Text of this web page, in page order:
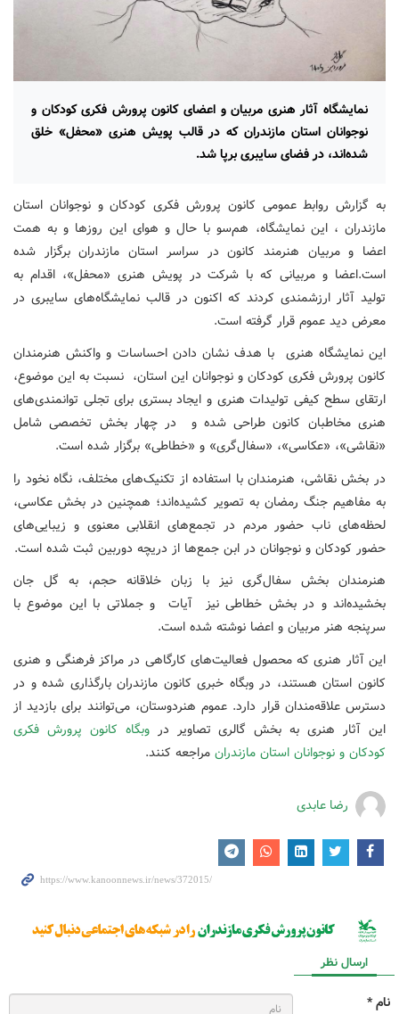
نمایشگاه آثار هنری مربیان و اعضای کانون پرورش فکری کودکان و
نوجوانان استان مازندران که در قالب پویش هنری «محفل» خلق
شده‌اند، در فضای سایبری برپا شد.
به گزارش روابط عمومی کانون پرورش فکری کودکان و نوجوانان استان
مازندران ، این نمایشگاه، هم‌سو با حال و هوای این روزها و به همت
اعضا و مربیان هنرمند کانون در سراسر استان مازندران برگزار شده
است.اعضا و مربیانی که با شرکت در پویش هنری «محفل»، اقدام به
تولید آثار ارزشمندی کردند که اکنون در قالب نمایشگاه‌های سایبری در
معرض دید عموم قرار گرفته است.
این نمایشگاه هنری با هدف نشان دادن احساسات و واکنش هنرمندان
کانون پرورش فکری کودکان و نوجوانان این استان، نسبت به این موضوع،
ارتقای سطح کیفی تولیدات هنری و ایجاد بستری برای تجلی توانمندی‌های
هنری مخاطبان کانون طراحی شده و در چهار بخش تخصصی شامل
«نقاشی»، «عکاسی»، «سفال‌گری» و «خطاطی» برگزار شده است.
در بخش نقاشی، هنرمندان با استفاده از تکنیک‌های مختلف، نگاه نخود را
به مفاهیم جنگ رمضان به تصویر کشیده‌اند؛ همچنین در بخش عکاسی،
لحظه‌های ناب حضور مردم در تجمع‌های انقلابی معنوی و زیبایی‌های
حضور کودکان و نوجوانان در ابن جمع‌ها از دریچه دوربین ثبت شده است.
هنرمندان بخش سفال‌گری نیز با زبان خلاقانه حجم، به گل جان
بخشیده‌اند و در بخش خطاطی نیز آیات و جملاتی با این موضوع با
سرپنجه هنر مربیان و اعضا نوشته شده است.
این آثار هنری که محصول فعالیت‌های کارگاهی در مراکز فرهنگی و هنری
کانون استان هستند، در وبگاه خبری کانون مازندران بارگذاری شده و در
دسترس علاقه‌مندان قرار دارد. عموم هنردوستان، می‌توانند برای بازدید از
این آثار هنری به بخش گالری تصاویر در وبگاه کانون پرورش فکری
کودکان و نوجوانان استان مازندران مراجعه کنند.
رضا عابدی
ارسال نظر
نام *